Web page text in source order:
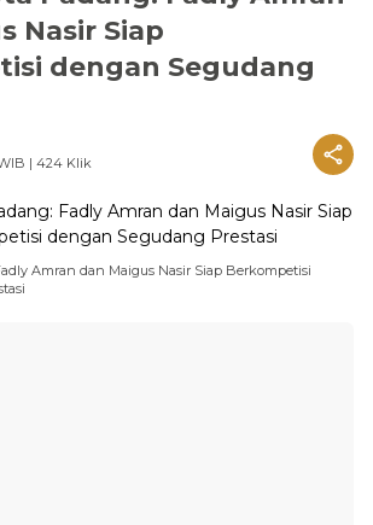
Nasir Siap
dengan Segudang
| 424 Klik
Amran dan Maigus Nasir Siap Berkompetisi